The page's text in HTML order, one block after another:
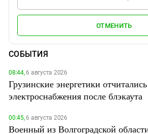
ОТМЕНИТЬ
СОБЫТИЯ
08:44,6 августа 2026
Грузинские энергетики
электроснабжения после блэкаута
00:45,6 августа 2026
Военный из Волгоградской